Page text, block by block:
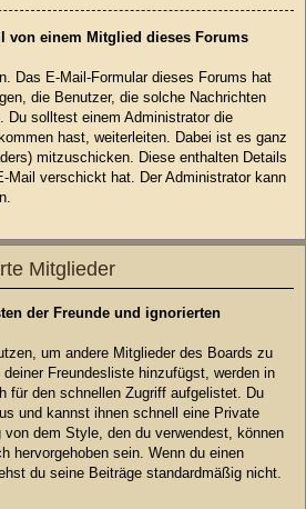
von einem Mitglied dieses Forums
Das E-Mail-Formular dieses Forums hat
die Benutzer, die solche Nachrichten
Du solltest einem Administrator die
hast, weiterleiten. Dabei ist es ganz
mitzuschicken. Diese enthalten Details
Mail verschickt hat. Der Administrator kann
Mitglieder
der Freunde und ignorierten
um andere Mitglieder des Boards zu
Freundesliste hinzufügst, werden in
für den schnellen Zugriff aufgelistet. Du
und kannst ihnen schnell eine Private
von dem Style, den du verwendest, können
hervorgehoben sein. Wenn du einen
du seine Beiträge standardmäßig nicht.